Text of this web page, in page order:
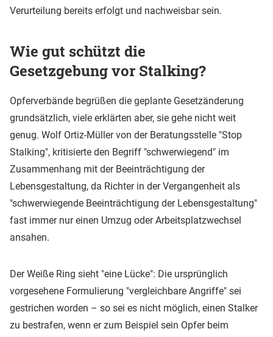
Verurteilung bereits erfolgt und nachweisbar sein.
Wie gut schützt die
Gesetzgebung vor Stalking?
Opferverbände begrüßen die geplante Gesetzänderung
grundsätzlich, viele erklärten aber, sie gehe nicht weit
genug. Wolf Ortiz-Müller von der Beratungsstelle "Stop
Stalking", kritisierte den Begriff "schwerwiegend" im
Zusammenhang mit der Beeinträchtigung der
Lebensgestaltung, da Richter in der Vergangenheit als
"schwerwiegende Beeinträchtigung der Lebensgestaltung"
fast immer nur einen Umzug oder Arbeitsplatzwechsel
ansahen.
Der Weiße Ring sieht "eine Lücke": Die ursprünglich
vorgesehene Formulierung "vergleichbare Angriffe" sei
gestrichen worden – so sei es nicht möglich, einen Stalker
zu bestrafen, wenn er zum Beispiel sein Opfer beim